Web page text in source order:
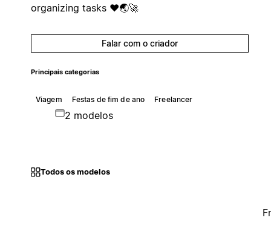
organizing tasks ❤️🌏🚀
Falar com o criador
Principais categorias
Viagem Festas de fim de ano Freelancer
2 modelos
Todos os modelos